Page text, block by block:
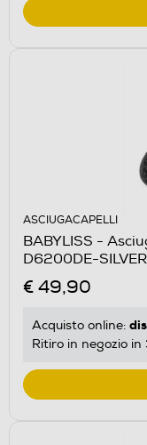
ASCIUGACAPELLI
BABYLISS -
D6200DE-SILVER
€ 49,90
Acquisto online:
Ritiro in negozio